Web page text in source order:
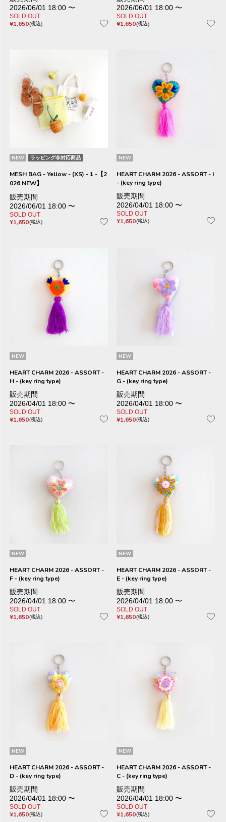
2026/06/01 18:00 〜
SOLD OUT
¥1,650 税込
2026/06/01 18:00 〜
SOLD OUT
¥1,650 税込
NEW ラッピング非対応商品
MESH BAG - Yellow - (XS) - 1 -【2
026 NEW】
販売期間
2026/06/01 18:00 〜
SOLD OUT
¥1,650 税込
NEW
HEART CHARM 2026 - ASSORT - I
- (key ring type)
販売期間
2026/04/01 18:00 〜
SOLD OUT
¥1,650 税込
NEW
HEART CHARM 2026 - ASSORT -
H - (key ring type)
販売期間
2026/04/01 18:00 〜
SOLD OUT
¥1,650 税込
NEW
HEART CHARM 2026 - ASSORT -
G - (key ring type)
販売期間
2026/04/01 18:00 〜
SOLD OUT
¥1,650 税込
NEW
HEART CHARM 2026 - ASSORT -
F - (key ring type)
販売期間
2026/04/01 18:00 〜
SOLD OUT
¥1,650 税込
NEW
HEART CHARM 2026 - ASSORT -
E - (key ring type)
販売期間
2026/04/01 18:00 〜
SOLD OUT
¥1,650 税込
NEW
HEART CHARM 2026 - ASSORT -
D - (key ring type)
販売期間
2026/04/01 18:00 〜
SOLD OUT
¥1,650 税込
NEW
HEART CHARM 2026 - ASSORT -
C - (key ring type)
販売期間
2026/04/01 18:00 〜
SOLD OUT
¥1,650 税込